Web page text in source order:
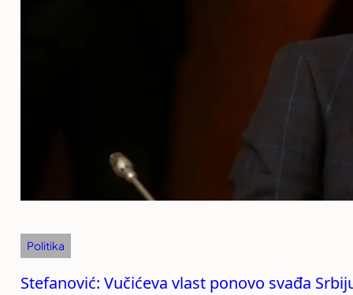
Politika
Stefanović: Vučićeva vlast ponovo svađa